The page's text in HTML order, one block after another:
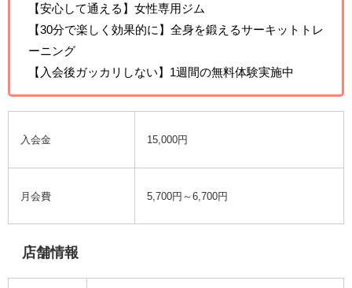
【安心して通える】女性専用ジム
【30分で楽しく効果的に】全身を鍛えるサーキットトレ
ーニング
【入会後ガッカリしない】1週間の無料体験実施中
入会金 15,000円
月会費 5,700円～6,700円
店舗情報